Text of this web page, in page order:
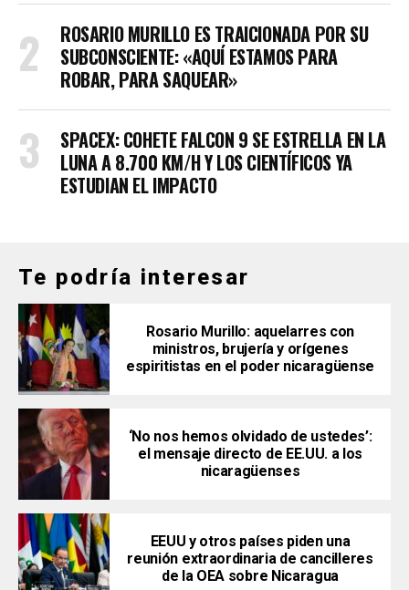
ROSARIO MURILLO ES TRAICIONADA POR SU
SUBCONSCIENTE: «AQUÍ ESTAMOS PARA
ROBAR, PARA SAQUEAR»
SPACEX: COHETE FALCON 9 SE ESTRELLA EN LA
LUNA A 8.700 KM/H Y LOS CIENTÍFICOS YA
ESTUDIAN EL IMPACTO
Te podría interesar
Rosario Murillo: aquelarres con
ministros, brujería y orígenes
espiritistas en el poder nicaragüense
‘No nos hemos olvidado de ustedes’:
el mensaje directo de EE.UU. a los
nicaragüenses
EEUU y otros países piden una
reunión extraordinaria de cancilleres
de la OEA sobre Nicaragua